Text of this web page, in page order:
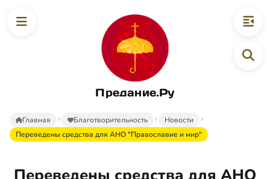
Предание.Ру
Главная Благотворительность
Новости
Переведены средства для АНО "Православие и мир"